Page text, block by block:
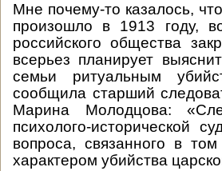
Мне почему-то казалось,
произошло в 1913 году,
российского общества
всерьез планирует
семьи ритуальным
сообщила старший
Марина Молодцова:
психолого-исторической
вопроса, связанного в
характером убийства